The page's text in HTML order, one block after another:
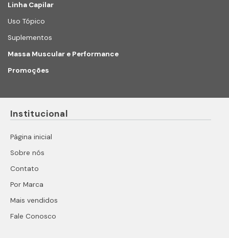
Linha Capilar
Uso Tópico
Suplementos
Massa Muscular e Performance
Promoções
Institucional
Página inicial
Sobre nós
Contato
Por Marca
Mais vendidos
Fale Conosco